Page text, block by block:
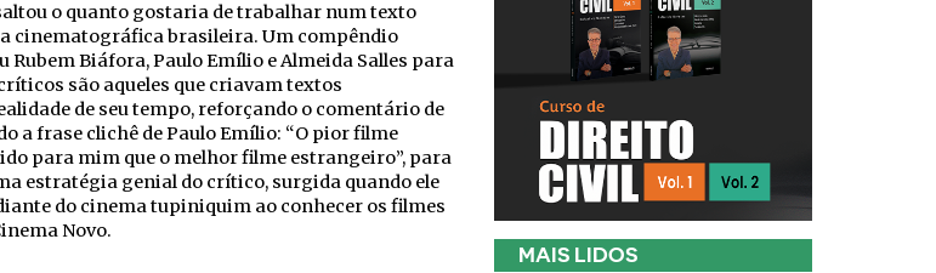
o quanto gostaria de trabalhar num texto
cinematográfica brasileira. Um compêndio
Rubem Biáfora, Paulo Emílio e Almeida Salles para
são aqueles que criavam textos
de seu tempo, reforçando o comentário de
a frase clichê de Paulo Emílio: “O pior filme
para mim que o melhor filme estrangeiro”, para
estratégia genial do crítico, surgida quando ele
do cinema tupiniquim ao conhecer os filmes
Novo.
MAIS LIDOS